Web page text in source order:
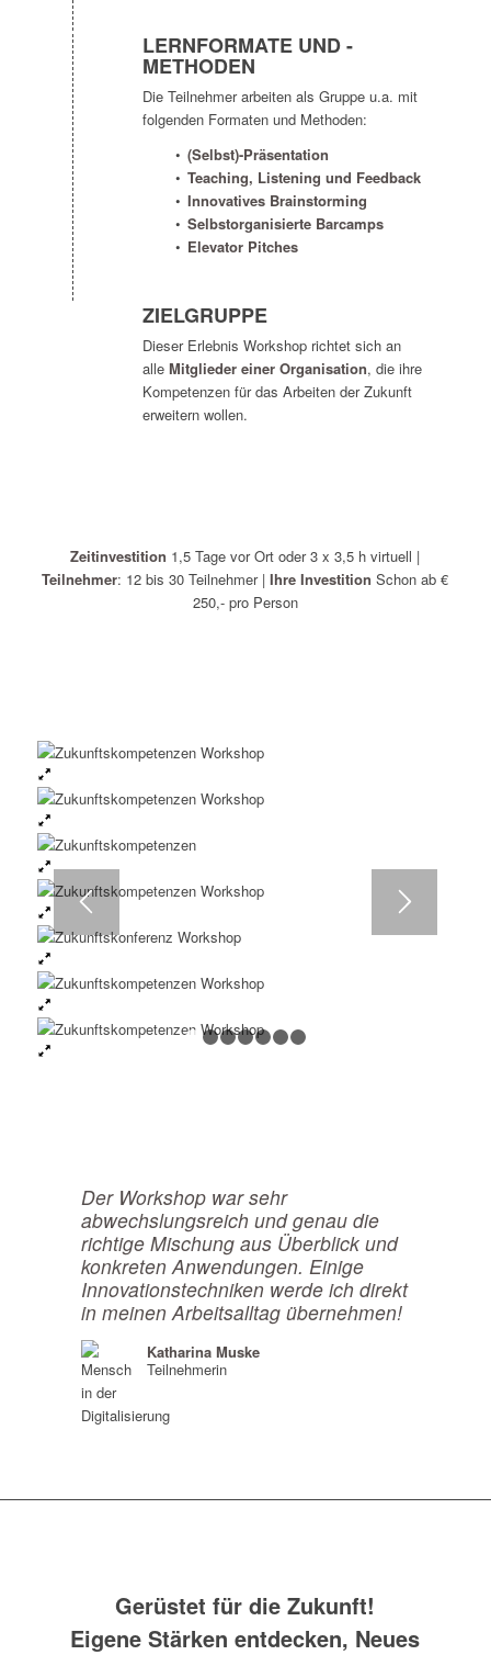
LERNFORMATE UND -
METHODEN
Die Teilnehmer arbeiten als Gruppe u.a. mit
folgenden Formaten und Methoden:
(Selbst)-Präsentation
Teaching, Listening und Feedback
Innovatives Brainstorming
Selbstorganisierte Barcamps
Elevator Pitches
ZIELGRUPPE
Dieser Erlebnis Workshop richtet sich an
alleMitglieder einer Organisation, die ihre
Kompetenzen für das Arbeiten der Zukunft
erweitern wollen.
Zeitinvestition 1,5 Tage vor Ort oder 3 x 3,5 h virtuell |
Teilnehmer: 12 bis 30 Teilnehmer |Ihre InvestitionSchon ab €
250,- pro Person
1
Der Workshop war sehr
abwechslungsreich und genau die
richtige Mischung aus Überblick und
konkreten Anwendungen. Einige
Innovationstechniken werde ich direkt
in meinen Arbeitsalltag übernehmen!
Katharina Muske
Teilnehmerin
Gerüstet für die Zukunft!
Eigene Stärken entdecken, Neues